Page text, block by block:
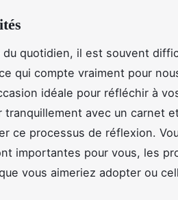
quotidien, il est souvent
qui compte vraiment pour
idéale pour réfléchir à
avec un carnet
ce processus de réflexion.
importantes pour vous, les
vous aimeriez adopter ou